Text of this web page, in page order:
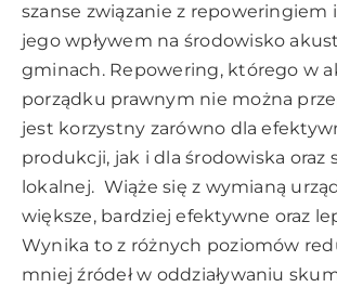
szanse związanie z repoweringiem
jego wpływem na środowisko
gminach. Repowering, którego w
porządku prawnym nie można
jest korzystny zarówno dla
produkcji, jak i dla środowiska oraz
lokalnej. Wiąże się z wymianą
większe, bardziej efektywne oraz
Wynika to z różnych poziomów
mniej źródeł w oddziaływaniu